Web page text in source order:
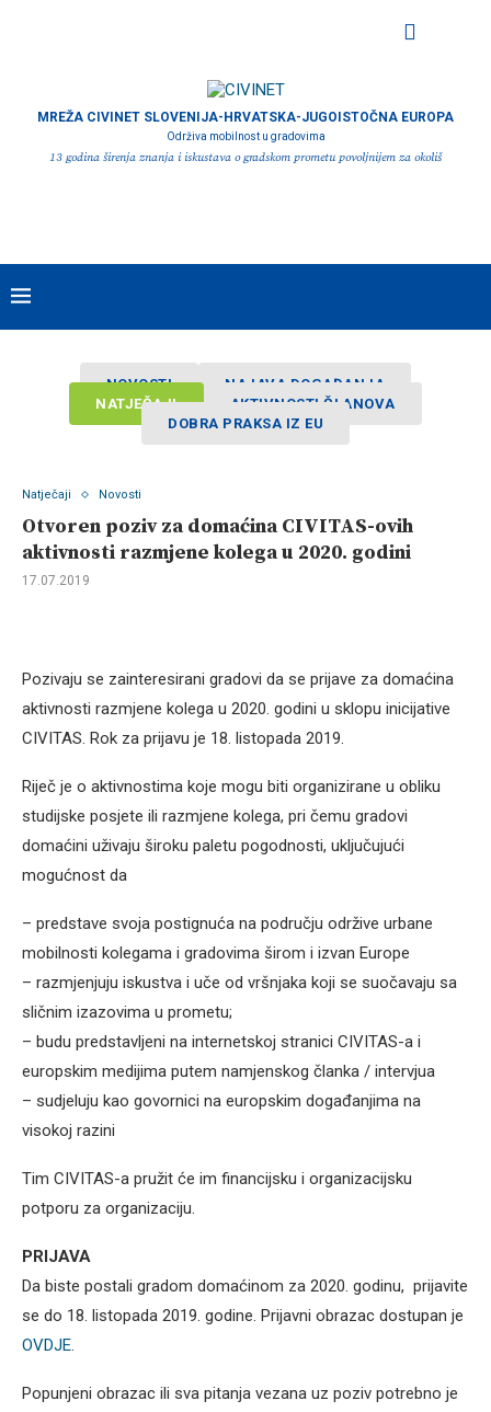
MREŽA CIVINET SLOVENIJA-HRVATSKA-JUGOISTOČNA EUROPA
Održiva mobilnost u gradovima
13 godina širenja znanja i iskustava o gradskom prometu povoljnijem za okoliš
NOVOSTI
NAJAVA DOGAĐANJA
NATJEČAJI
AKTIVNOSTI ČLANOVA
DOBRA PRAKSA IZ EU
Natječaji Novosti
Otvoren poziv za domaćina CIVITAS-ovih
aktivnosti razmjene kolega u 2020. godini
17.07.2019
Pozivaju se zainteresirani gradovi da se prijave za domaćina
aktivnosti razmjene kolega u 2020. godini u sklopu inicijative
CIVITAS. Rok za prijavu je 18. listopada 2019.
Riječ je o aktivnostima koje mogu biti organizirane u obliku
studijske posjete ili razmjene kolega, pri čemu gradovi
domaćini uživaju široku paletu pogodnosti, uključujući
mogućnost da
– predstave svoja postignuća na području održive urbane
mobilnosti kolegama i gradovima širom i izvan Europe
– razmjenjuju iskustva i uče od vršnjaka koji se suočavaju sa
sličnim izazovima u prometu;
– budu predstavljeni na internetskoj stranici CIVITAS-a i
europskim medijima putem namjenskog članka / intervjua
– sudjeluju kao govornici na europskim događanjima na
visokoj razini
Tim CIVITAS-a pružit će im financijsku i organizacijsku
potporu za organizaciju.
PRIJAVA
Da biste postali gradom domaćinom za 2020. godinu, prijavite
se do 18. listopada 2019. godine. Prijavni obrazac dostupan je
OVDJE.
Popunjeni obrazac ili sva pitanja vezana uz poziv potrebno je